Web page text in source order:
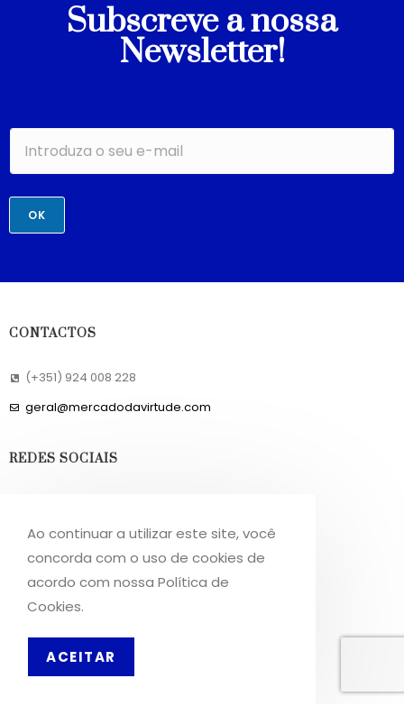
Subscreve a nossa
Newsletter!
OK
CONTACTOS
(+351) 924 008 228
geral@mercadodavirtude.com
REDES SOCIAIS
Instagram
INFORMAÇÕES
Livro de Reclamações
PT
Ao continuar a utilizar este site, você
concorda com o uso de cookies de
acordo com nossa Política de
Cookies.
ACEITAR